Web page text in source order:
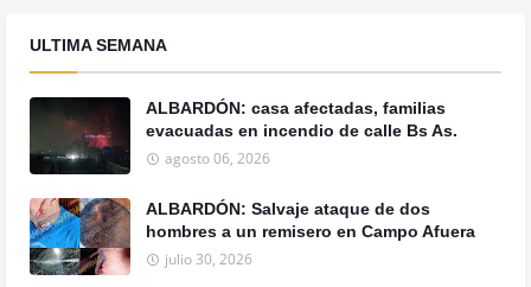
ULTIMA SEMANA
ALBARDÓN: casa afectadas, familias
evacuadas en incendio de calle Bs As.
agosto 06, 2026
ALBARDÓN: Salvaje ataque de dos
hombres a un remisero en Campo Afuera
julio 30, 2026